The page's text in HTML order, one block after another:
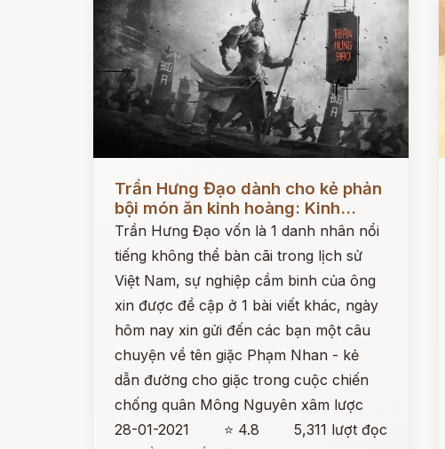
Đọc ngay
Trần Hưng Đạo dành cho kẻ phản
bội món ăn kinh hoàng: Kinh...
Trần Hưng Đạo vốn là 1 danh nhân nổi
tiếng không thể bàn cãi trong lịch sử
Việt Nam, sự nghiệp cầm binh của ông
xin được đề cập ở 1 bài viết khác, ngày
hôm nay xin gửi đến các bạn một câu
chuyện về tên giặc Phạm Nhan - kẻ
dẫn đường cho giặc trong cuộc chiến
chống quân Mông Nguyên xâm lược
28-01-2021
⭐ 4.8
5,311 lượt đọc